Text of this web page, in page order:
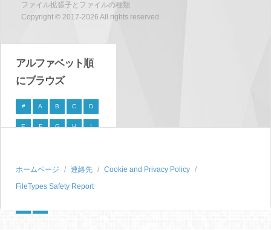
ファイル拡張子とファイルの種類
Copyright © 2017-2026 All rights reserved
アルファベット順
にブラウズ
# A B C D
E F G H I
P Q R S
T U V W X
ホームページ 連絡先
Cookie and Privacy Policy
FileTypes Safety Report